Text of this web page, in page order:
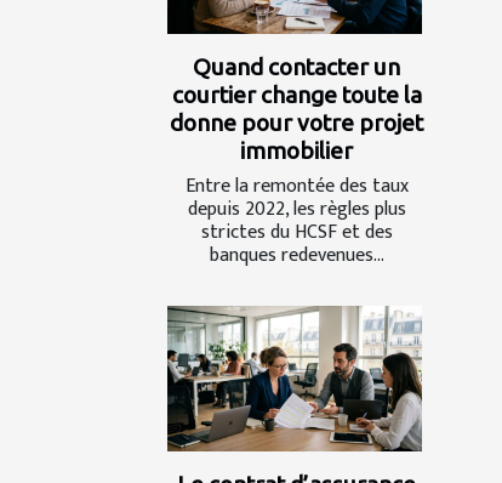
Quand contacter un
courtier change toute la
donne pour votre projet
immobilier
Entre la remontée des taux
depuis 2022, les règles plus
strictes du HCSF et des
banques redevenues...